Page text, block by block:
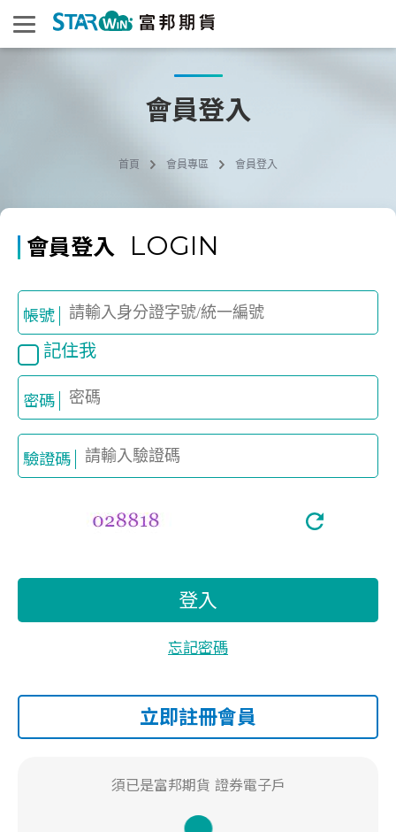
會員登入
首頁 會員專區 會員登入
會員登入 LOGIN
帳號
記住我
密碼
驗證碼
登入
忘記密碼
須已是富邦期貨 證券電子戶
立即註冊會員